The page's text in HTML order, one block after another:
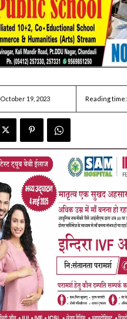
October 19, 2023 Reading time: